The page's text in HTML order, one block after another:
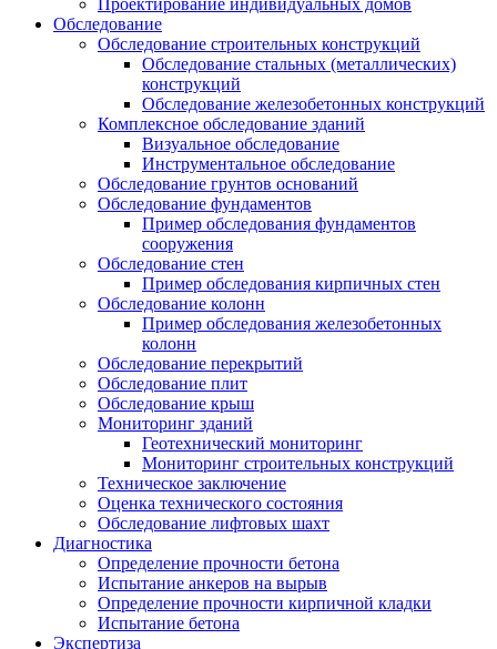
Проектирование индивидуальных домов
Обследование
Обследование строительных конструкций
Обследование стальных (металлических)
конструкций
Обследование железобетонных конструкций
Комплексное обследование зданий
Визуальное обследование
Инструментальное обследование
Обследование грунтов оснований
Обследование фундаментов
Пример обследования фундаментов
сооружения
Обследование стен
Пример обследования кирпичных стен
Обследование колонн
Пример обследования железобетонных
колонн
Обследование перекрытий
Обследование плит
Обследование крыш
Мониторинг зданий
Геотехнический мониторинг
Мониторинг строительных конструкций
Техническое заключение
Оценка технического состояния
Обследование лифтовых шахт
Диагностика
Определение прочности бетона
Испытание анкеров на вырыв
Определение прочности кирпичной кладки
Испытание бетона
Экспертиза